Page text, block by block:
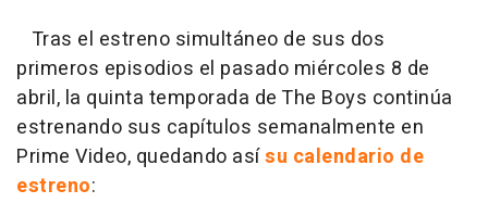
Tras el estreno simultáneo de sus dos
primeros episodios el pasado miércoles 8 de
abril, la quinta temporada de The Boys continúa
estrenando sus capítulos semanalmente en
Prime Video, quedando asísu calendario de
estreno: